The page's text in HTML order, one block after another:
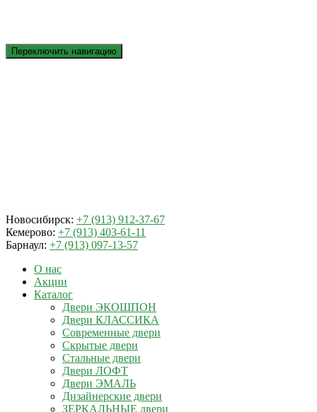
Переключить навигацию
Новосибирск: +7 (913) 912-37-67
Кемерово: +7 (913) 403-61-11
Барнаул: +7 (913) 097-13-57
О нас
Акции
Каталог
Двери ЭКОШПОН
Двери КЛАССИКА
Современные двери
Скрытые двери
Стальные двери
Двери ЛОФТ
Двери ЭМАЛЬ
Дизайнерские двери
ЗЕРКАЛЬНЫЕ двери